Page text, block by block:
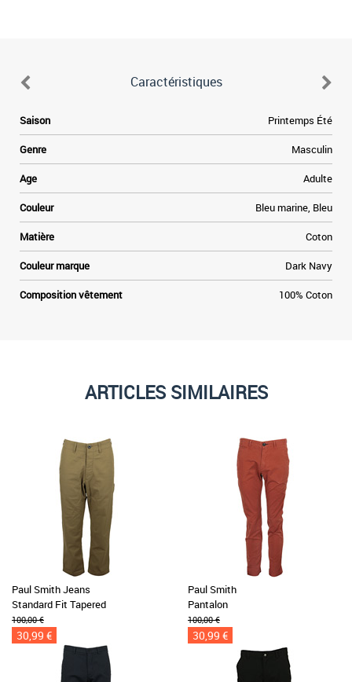
Caractéristiques
Saison Printemps Été
Genre Masculin
Age Adulte
Couleur Bleu marine, Bleu
Matière Coton
Couleur marque Dark Navy
Composition vêtement 100% Coton
ARTICLES SIMILAIRES
Paul Smith Jeans
Standard Fit Tapered
100,00 €
30,99 €
Paul Smith
Pantalon
100,00 €
30,99 €